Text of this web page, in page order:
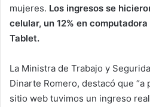
mujeres. Los ingresos se
celular, un 12% en
Tablet.
La Ministra de Trabajo y
Dinarte Romero, destacó que
sitio web tuvimos un ingreso